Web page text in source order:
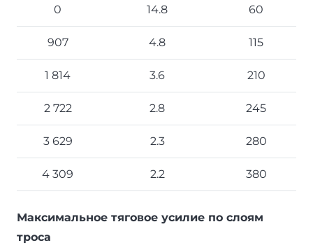
0 14.8 60
907 4.8 115
1 814 3.6 210
2 722 2.8 245
3 629 2.3 280
4 309 2.2 380
Максимальное тяговое усилие по слоям
троса